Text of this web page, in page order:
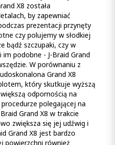
X8 została
by zapewniać
prezentacji przynęty
czy polujemy w słodkiej
bądź szczupaki, czy w
podobne - J-Braid Grand
W porównaniu z
Grand X8
który skutkuje wyższą
odpornością na
polegającej na
Grand X8 w trakcie
zwiększa się jej udźwig i
Grand X8 jest bardzo
powierzchni również